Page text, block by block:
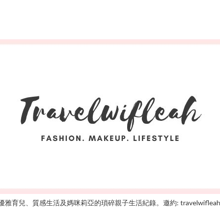
雅育兒、質感生活及媽咪莉亞的瑣碎親子生活紀錄。邀約: